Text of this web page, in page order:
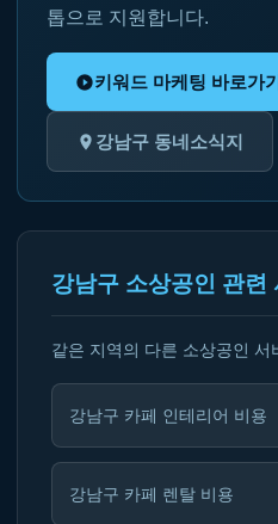
톱으로 지원합니다.
키워드 마케팅 바로가
강남구 동네소식지
강남구 소상공인 관련
같은 지역의 다른 소상공인 서
강남구 카페 인테리어 비용
강남구 카페 렌탈 비용